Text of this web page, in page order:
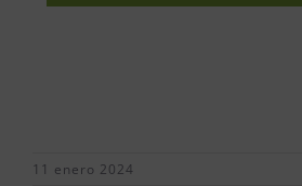
11 enero 2024